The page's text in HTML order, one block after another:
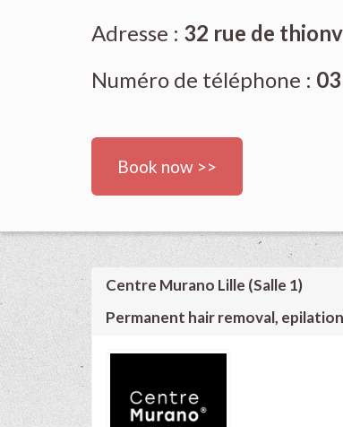
Adresse : 32 rue de
Numéro de téléphone :
Book now >>
Centre Murano Lille (Salle 1)
Permanent hair removal,